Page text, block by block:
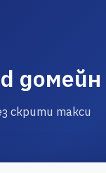
домейн
скрити такси